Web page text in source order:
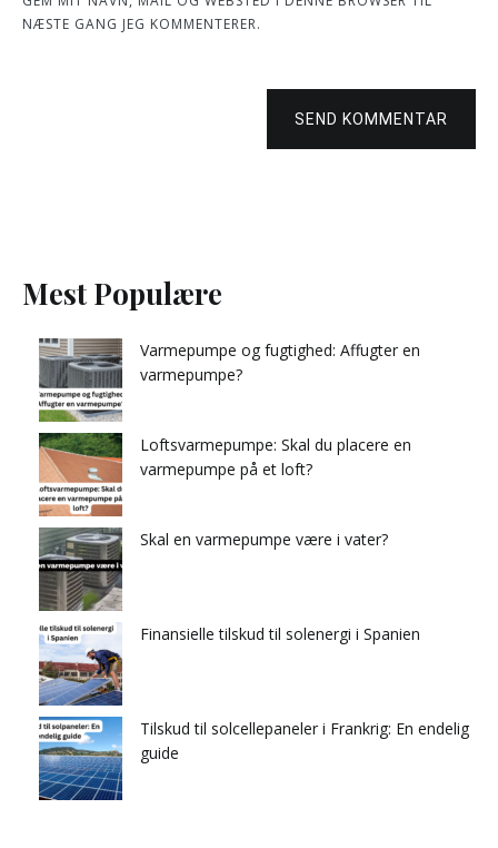
NÆSTE GANG JEG KOMMENTERER.
SEND KOMMENTAR
Mest Populære
Varmepumpe og fugtighed: Affugter en
varmepumpe?
Loftsvarmepumpe: Skal du placere en
varmepumpe på et loft?
Skal en varmepumpe være i vater?
Finansielle tilskud til solenergi i Spanien
Tilskud til solcellepaneler i Frankrig: En endelig
guide